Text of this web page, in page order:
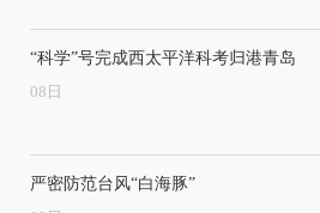
“科学”号完成西太平洋科考归港青岛
08 日
严密防范台风“白海豚”